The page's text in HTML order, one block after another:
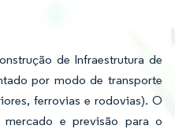
de Infraestrutura de
por modo de transporte
ferrovias e rodovias). O
e previsão para o